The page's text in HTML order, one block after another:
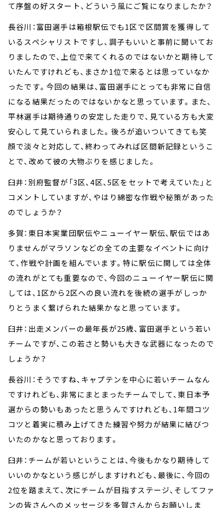
て序盤の好スタート、どういう風にご覧になりましたか？
長谷川：富田選手は箱根駅伝でも1区で区間賞を獲得して
いるスペシャリストですし、調子もいいと事前に聞いてお
りましたので、上位で来てくれるのではないかと期待して
いたんですけれども、まさか1位で来るとは思っていなか
ったです。今回の結果は、富田選手にとっても非常に自信
になる結果だったのではないかなと思っています。また、
平林選手は期待通りの安定した走りで、見ている方も大変
安心して見ていられました。後ろが追いついてきても笑
顔で淡々と対応して、終わってみれば区間新記録というこ
とで、改めて彼の大物ぶりを感じました。
臼井：別府監督が「3区、4区、5区をセットで考えていた」と
コメントしていますが、やはり綿密な作戦や秘策があった
のでしょうか？
多賀：東日本実業団駅伝やニューイヤー駅伝、駅伝ではあ
りませんがマラソンなどの全ての主要なイベントに向け
て、作戦や計画を組んでいます。特に駅伝に関しては全体
の流れがとても重要なので、今回のニューイヤー駅伝に関
しては、1区から2区への良い流れを後続の選手がしっか
りとうまく繋げられた結果かなと思っています。
臼井：出走メンバーの最年長が25歳、富田選手という若い
チームですが、この若さと勢いも大きな武器になったので
しょうか？
長谷川：そうですね、キャプテンを中心に若いチームなん
ですけれども、非常にまとまったチームでして、東日本予
選からの勢いもあったと思うんですけれども、1年間コツ
コツと着実に積み上げてきた練習や努力が結果に結びつ
いたのかなと思っております。
臼井：チームが若いということは、今後もかなり期待して
いいのかなという感じがしますけれども、最後に、今回の
2位を踏まえて、次にチームが目指すステージ、そしてファ
ンの皆さんへのメッセージを多賀さんからお願いしま